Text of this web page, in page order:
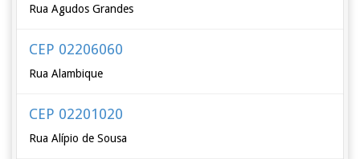
Rua Agudos Grandes
CEP 02206060
Rua Alambique
CEP 02201020
Rua Alípio de Sousa